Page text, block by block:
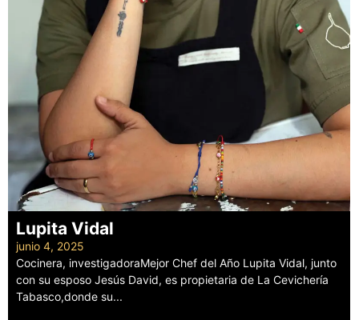
Lupita Vidal
junio 4, 2025
Cocinera, investigadoraMejor Chef del Año Lupita Vidal, junto
con su esposo Jesús David, es propietaria de La Cevichería
Tabasco,donde su...